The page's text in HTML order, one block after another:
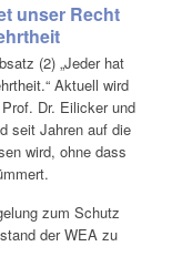
unser Recht
(2) „Jeder hat
Aktuell wird
Dr. Eilicker und
seit Jahren auf die
wird, ohne dass
zum Schutz
der WEA zu